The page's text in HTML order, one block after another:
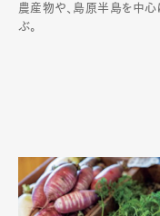
農産物や、島原半島を中
ぶ。